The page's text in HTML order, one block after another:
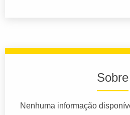
Sobre
Nenhuma informação